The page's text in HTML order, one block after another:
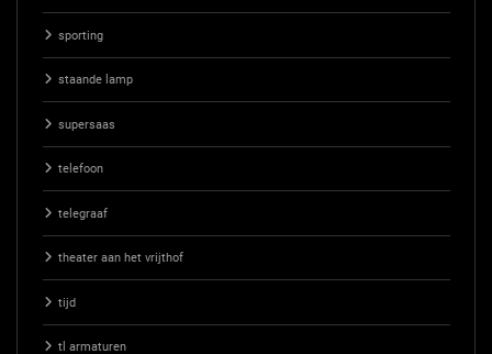
sporting
staande lamp
supersaas
telefoon
telegraaf
theater aan het vrijthof
tijd
tl armaturen